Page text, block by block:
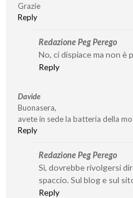
Grazie
Reply
Redazione Peg Perego
No, ci dispiace ma non è
Reply
Davide
Buonasera,
avete in sede la batteria della
Reply
Redazione Peg Perego
Sì, dovrebbe rivolgersi
spaccio. Sul blog e sul
Reply